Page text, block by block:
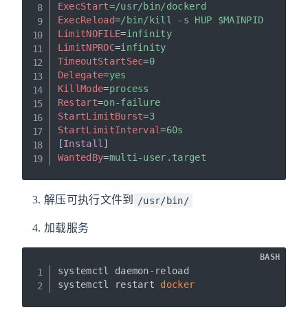
ExecStart=/usr/bin/dockerd
ExecReload=/bin/kill -s HUP $MAINPID
LimitNOFILE=infinity
LimitNPROC=infinity
TimeoutStartSec=0
Delegate=yes
KillMode=process
Restart=on-failure
StartLimitBurst=3
StartLimitInterval=60s
[Install ]
WantedBy=multi-user.target
解压可执行文件到 /usr/bin/
加载服务
systemctl daemon-reload
systemctl restart docker
BASH